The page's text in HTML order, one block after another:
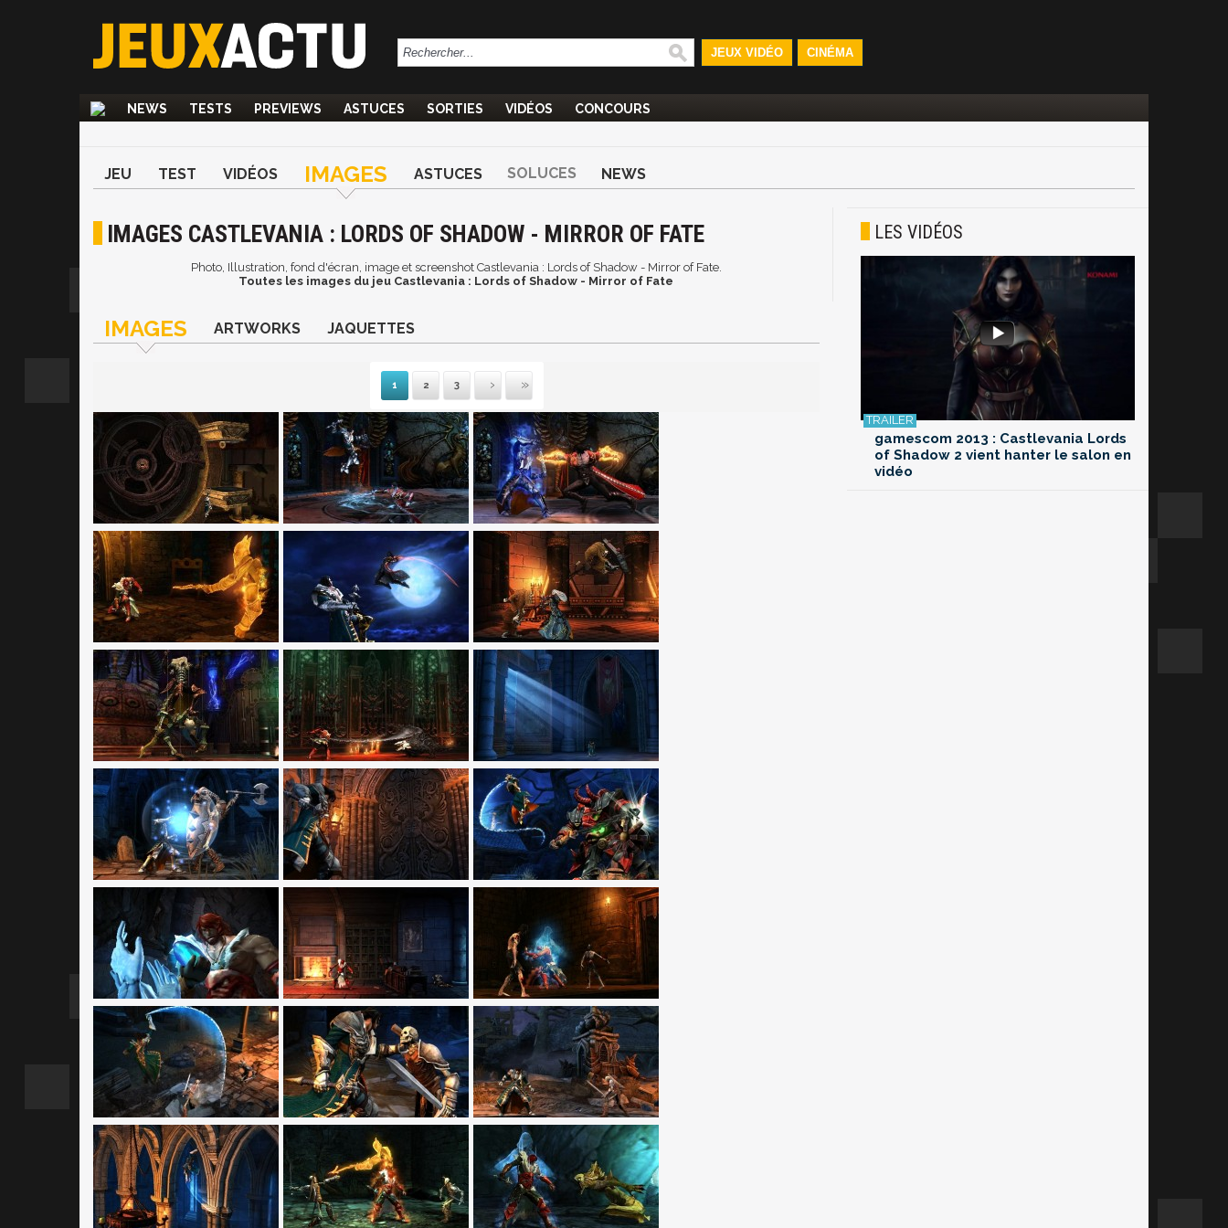
JEUX VIDÉO CINÉMA
NEWS TESTS PREVIEWS ASTUCES SORTIES VIDÉOS CONCOURS
JEU TEST VIDÉOS IMAGES ASTUCES SOLUCES NEWS
IMAGES CASTLEVANIA : LORDS OF SHADOW - MIRROR OF FATE
Photo, Illustration, fond d'écran, image et screenshot Castlevania : Lords of Shadow - Mirror of Fate.
Toutes les images du jeu Castlevania : Lords of Shadow - Mirror of Fate
IMAGES ARTWORKS JAQUETTES
1 2 3
Suivante
Dernière
LES VIDÉOS
gamescom 2013 : Castlevania Lords
of Shadow 2 vient hanter le salon en
vidéo